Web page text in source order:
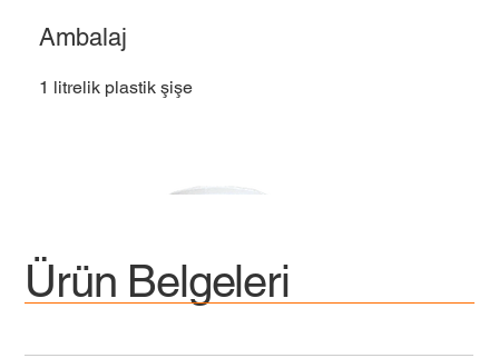
Ambalaj
1 litrelik plastik şişe
Ürün Belgeleri